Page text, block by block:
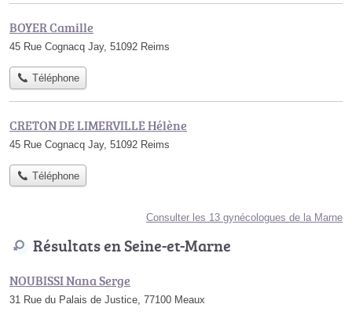
BOYER Camille
45 Rue Cognacq Jay, 51092 Reims
Téléphone
CRETON DE LIMERVILLE Hélène
45 Rue Cognacq Jay, 51092 Reims
Téléphone
Consulter les 13 gynécologues de la Marne
Résultats en Seine-et-Marne
NOUBISSI Nana Serge
31 Rue du Palais de Justice, 77100 Meaux